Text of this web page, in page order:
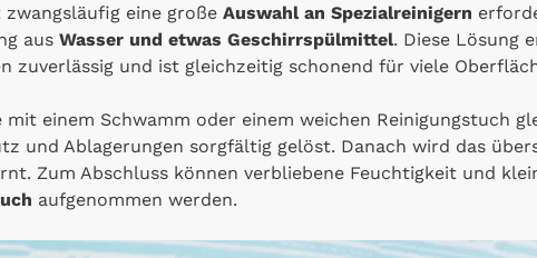
eine große Auswahl an Spezialreinigern
aus Wasser und etwas Geschirrspülmittel. Diese Lösung
zuverlässig und ist gleichzeitig schonend für viele
einem Schwamm oder einem weichen Reinigungstuch
und Ablagerungen sorgfältig gelöst. Danach wird das
Zum Abschluss können verbliebene Feuchtigkeit und
aufgenommen werden.